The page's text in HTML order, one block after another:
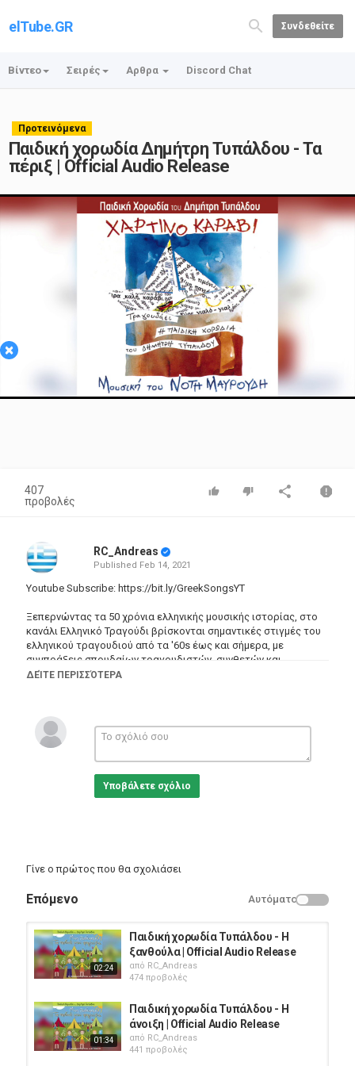
elTube.GR Συνδεθείτε
Βίντεο Σειρές Αρθρα Discord Chat
Προτεινόμενα
Παιδική χορωδία Δημήτρη Τυπάλδου - Τα
πέριξ | Official Audio Release
×
Play
Video
407
προβολές
RC_Andreas
Published Feb 14, 2021
Youtube Subscribe: https://bit.ly/GreekSongsYT
Ξεπερνώντας τα 50 χρόνια ελληνικής μουσικής ιστορίας, στο
κανάλι Ελληνικό Τραγούδι βρίσκονται σημαντικές στιγμές του
ελληνικού τραγουδιού από τα '60s έως και σήμερα, με
συμπράξεις σπουδαίων τραγουδιστών, συνθετών και
στιχουργών που άφησαν εποχή.
από τους σπουδαιότερους και πιο πολυποίκιλους καταλόγους
της ελληνικής μουσικής σκηνής.
ΔΕΊΤΕ ΠΕΡΙΣΣΌΤΕΡΑ
Υποβάλετε σχόλιο
Γίνε ο πρώτος που θα σχολιάσει
Επόμενο Αυτόματο
02:24
Παιδική χορωδία Τυπάλδου - Η
ξανθούλα | Official Audio Release
από RC_Andreas
474 προβολές
01:34
Παιδική χορωδία Τυπάλδου - Η
άνοιξη | Official Audio Release
από RC_Andreas
441 προβολές